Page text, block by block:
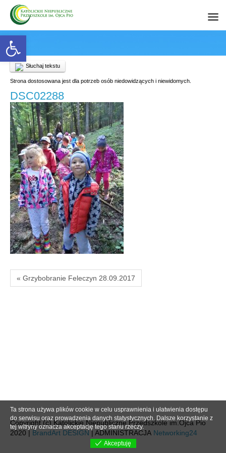
Open toolbar
Słuchaj tekstu
Strona dostosowana jest dla potrzeb osób niedowidzących i niewidomych.
DSC02288
« Grzybobranie Feleczyn 28.09.2017
Copyright (c) Katolickie Niepubliczne Przedszkole im.Ojca Pio
2020 | BrandArt DESIGN | ADMINISTRACJA Networking24
Ta strona używa plików cookie w celu usprawnienia i ułatwienia dostępu
do serwisu oraz prowadzenia danych statystycznych. Dalsze korzystanie z
tej witryny oznacza akceptację tego stanu rzeczy.
Akceptuję